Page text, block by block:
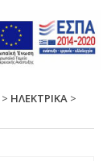
> ΗΛΕΚΤΡΙΚΑ >